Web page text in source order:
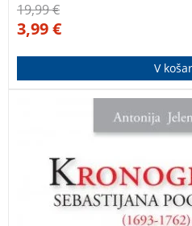
19,99€
3,99€
V
Kronogram je kratek, jedrnat
črke uporabimo/preberemo
seštejemo, dobimo letnico, ki
kronograma. V knjigi so
Sebastijana Pogačarja, ki je